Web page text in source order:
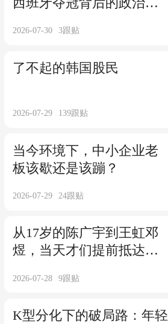
西班牙夺冠背后的政治与
2026-07-30 3跟贴
了不起的韩国股民
2026-07-29 139跟贴
当今环境下，中小企业老
板该歇还是该蹦？
2026-07-29 24跟贴
从17岁的陈广宇到王虹邓
煜，当天才们提前抵达，
2026-07-28 9跟贴
K型分化下的破局路：年轻